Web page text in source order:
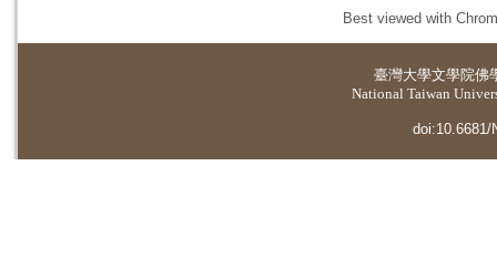
Best viewed with
臺灣大學文學院佛
National Taiwan
doi:10.6681/